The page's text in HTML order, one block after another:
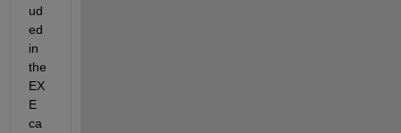
ud
ed
in
the
EX
E
ca